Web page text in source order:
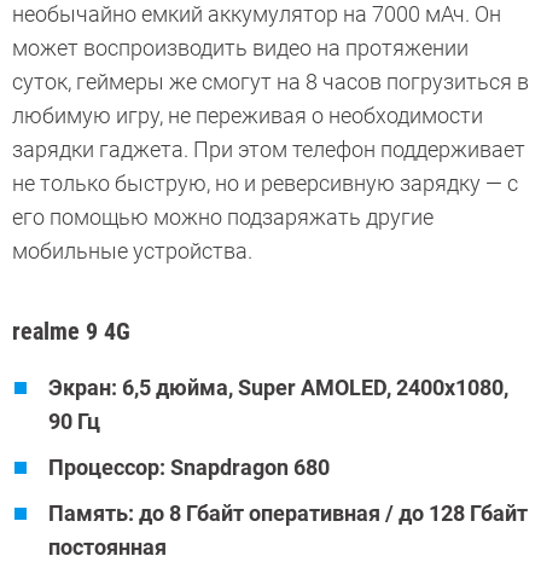
необычайно емкий аккумулятор на 7000 мАч. Он
может воспроизводить видео на протяжении
суток, геймеры же смогут на 8 часов погрузиться в
любимую игру, не переживая о необходимости
зарядки гаджета. При этом телефон поддерживает
не только быструю, но и реверсивную зарядку — с
его помощью можно подзаряжать другие
мобильные устройства.
realme 9 4G
Экран: 6,5 дюйма, Super AMOLED, 2400х1080,
90 Гц
Процессор: Snapdragon 680
Память: до 8 Гбайт оперативная / до 128 Гбайт
постоянная